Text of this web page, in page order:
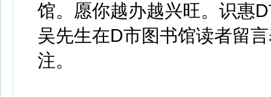
馆。愿你越办越兴旺。识惠
吴先生在D市图书馆读者留
注。